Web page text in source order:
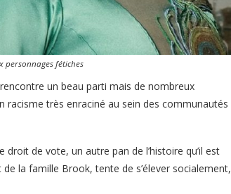
personnages fétiches
rencontre un beau parti mais de nombreux
racisme très enraciné au sein des communautés
de vote, un autre pan de l’histoire qu’il est
de la famille Brook, tente de s’élever socialement,